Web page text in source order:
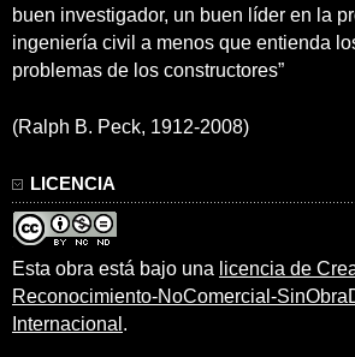
buen investigador, un buen líder en la
ingeniería civil a menos que entienda
problemas de los constructores”
(Ralph B. Peck, 1912-2008)
LICENCIA
Esta obra está bajo una licencia de
Reconocimiento-NoComercial-
Internacional .